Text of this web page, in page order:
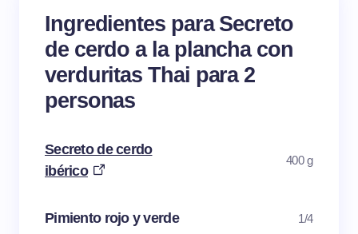
Ingredientes para Secreto
de cerdo a la plancha con
verduritas Thai para 2
personas
Secreto de cerdo
ibérico
400 g
Pimiento rojo y verde 1/4